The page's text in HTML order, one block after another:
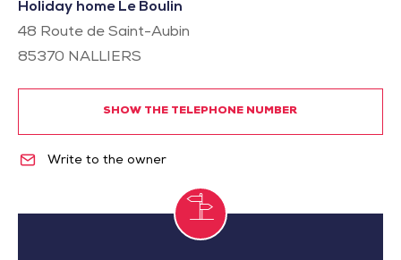
Holiday home Le Boulin
48 Route de Saint-Aubin
85370 NALLIERS
SHOW THE TELEPHONE NUMBER
Write to the owner